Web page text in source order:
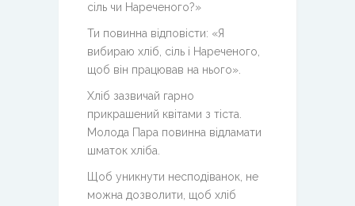
сіль чи Нареченого?»
Ти повинна відповісти: «Я
вибираю хліб, сіль і Нареченого,
щоб він працював на нього».
Хліб зазвичай гарно
прикрашений квітами з тіста.
Молода Пара повинна відламати
шматок хліба.
Щоб уникнути несподіванок, не
можна дозволити, щоб хліб